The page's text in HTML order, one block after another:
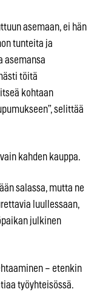
asemaan, ei hän
tunteita ja
asemansa
töitä
kohtaan
selittää
kahden kauppa.
salassa, mutta ne
luullessaan,
julkinen
– etenkin
työyhteisössä.